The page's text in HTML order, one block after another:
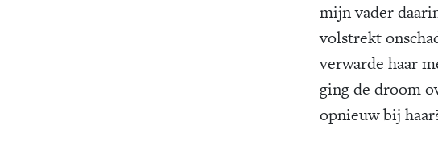
mijn vader
volstrekt
verwarde haar
ging de droom
opnieuw bij